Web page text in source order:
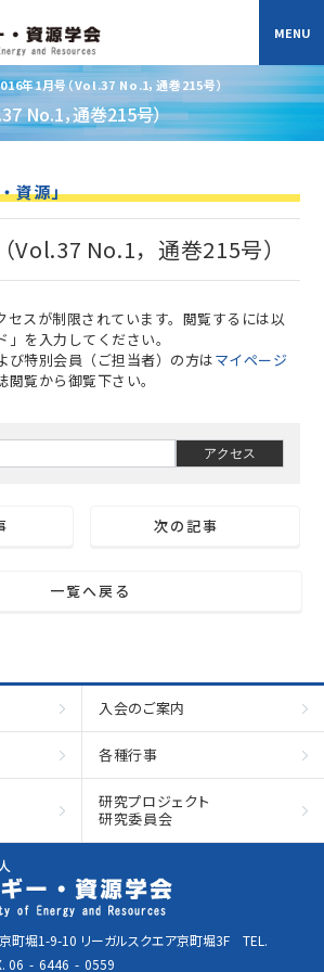
年1月号（Vol.37 No.1，通巻215号）
No.1，通巻215号）
資源」
Vol.37 No.1，通巻215号）
セスが制限されています。閲覧するには以
を入力してください。
び特別会員（ご担当者）の方はマイページ
覧から御覧下さい。
一覧へ戻る
次の記事
入会のご案内
各種行事
研究プロジェクト
研究委員会
町堀1-9-10 リーガルスクエア京町堀3F TEL.
06 - 6446 - 0559